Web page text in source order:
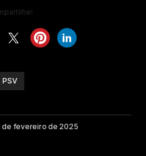
PSV
de fevereiro de 2025